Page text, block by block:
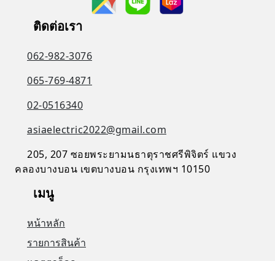
ติดต่อเรา
062-982-3076
065-769-4871
02-0516340
asiaelectric2022@gmail.com
205, 207 ซอยพระยามนธาตุราชศรีพิจิตร์ แขวง
คลองบางบอน เขตบางบอน กรุงเทพฯ 10150
เมนู
หน้าหลัก
รายการสินค้า